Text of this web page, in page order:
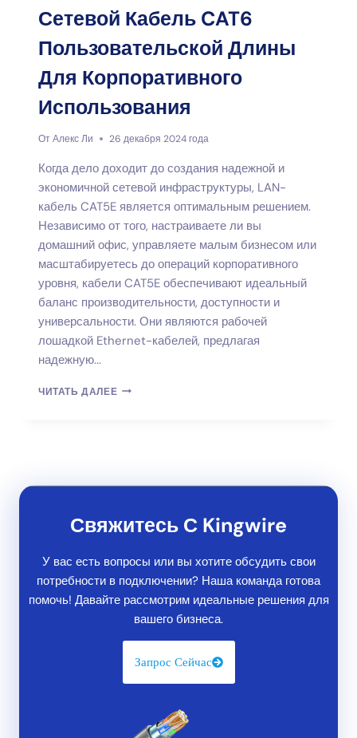
Сетевой Кабель CAT6
Пользовательской Длины
Для Корпоративного
Использования
ОтАлекс Ли 26 декабря 2024 года
Когда дело доходит до создания надежной и
экономичной сетевой инфраструктуры, LAN-
кабель CAT5E является оптимальным решением.
Независимо от того, настраиваете ли вы
домашний офис, управляете малым бизнесом или
масштабируетесь до операций корпоративного
уровня, кабели CAT5E обеспечивают идеальный
баланс производительности, доступности и
универсальности. Они являются рабочей
лошадкой Ethernet-кабелей, предлагая
надежную...
ЧИТАТЬ ДАЛЕЕСЕТЕВОЙ
Свяжитесь С Kingwire
У вас есть вопросы или вы хотите обсудить свои
потребности в подключении? Наша команда готова
помочь! Давайте рассмотрим идеальные решения для
вашего бизнеса.
Запрос Сейчас